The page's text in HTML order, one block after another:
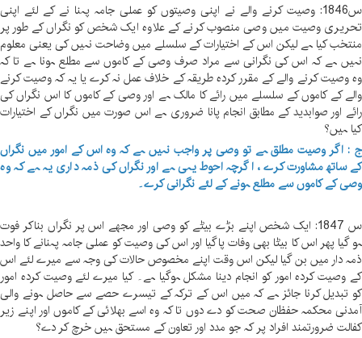
س1846: وصیت کرنے والے نے اپنی وصیتوں کو عملی جامہ پہنا نے کے لئے اپنی
تحریری وصیت میں وصی منصوب کرنے کے علاوہ ایک شخص کو نگراں کے طور پر
منتخب کیا ہے لیکن اس کے اختیارات کے سلسلے میں وضاحت نہیں کی یعنی معلوم
نہیں ہے کہ اس کی نگرانی سے مراد صرف وصی کے کاموں سے مطلع ہونا ہے تا کہ
وہ وصیت کرنے والے کے مقرر کردہ طریقہ کے خلاف عمل نہ کرے یا یہ کہ وصیت کرنے
والے کے کاموں کے سلسلے میں رائے کا مالک ہے اور وصی کے کاموں کا اس نگراں کی
رائے اور صوابدید کے مطابق انجام پانا ضروری ہے اس صورت میں نگراں کے اختیارات
کیا ہیں؟
ج : اگر وصیت مطلق ہے تو وصی پر واجب نہیں ہے کہ وہ اس کے امور میں نگراں
کے ساتھ مشاورت کرے ، اگرچہ احوط یہی ہے اور نگراں کی ذمہ داری یہ ہے کہ وہ
وصی کے کاموں سے مطلع ہونے کے لئے نگرانی کرے۔
س 1847: ایک شخص اپنے بڑے بیٹے کو وصی اور مجھے اس پر نگراں بناکر فوت
ہو گیا پھر اس کا بیٹا بھی وفات پاگیا اور اس کی وصیت کو عملی جامہ پہنانے کا واحد
ذمہ دار میں بن گیا لیکن اس وقت اپنے مخصوص حالات کی وجہ سے میرے لئے اس
کے وصیت کردہ امور کو انجام دینا مشکل ہوگیا ہے۔ کیا میرے لئے وصیت کردہ امور
کو تبدیل کرنا جائز ہے کہ میں اس کے ترکہ کے تیسرے حصے سے حاصل ہونے والی
آمدنی محکمہ حفظان صحت کو دے دوں تا کہ وہ اسے بھلائی کے کاموں اور اپنے زیر
کفالت ضرورتمند افراد پر کہ جو مدد اور تعاون کے مستحق ہیں خرچ کر دے؟